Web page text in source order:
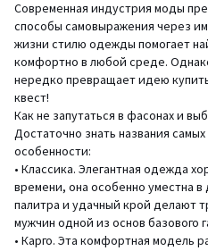
Современная индустрия моды
способы самовыражения через
жизни стилю одежды помогает
комфортно в любой среде.
нередко превращает идею
квест!
Как не запутаться в фасонах и
Достаточно знать названия
особенности:
• Классика. Элегантная одежда
времени, она особенно уместна
палитра и удачный крой делают
мужчин одной из основ базового
• Карго. Эта комфортная модель